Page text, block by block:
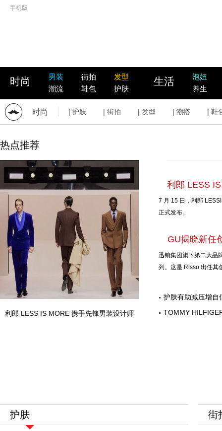
手机版
时尚 男装 街拍
发型
潮流
鞋包 护肤
生活
泡妞
养生
时尚 | 护肤 | 街拍 | 发型 | 潮搭 | 鞋
热点推荐
利郎 LESS IS MORE 携手先锋男装设计师
利郎 LESS
7 月 15 日，利郎
正式发布。
GU揭晓新任
迅销集团旗下第二大品
列。这是 Risso 出任其
护肤有助减压增自
TOMMY
护肤 街